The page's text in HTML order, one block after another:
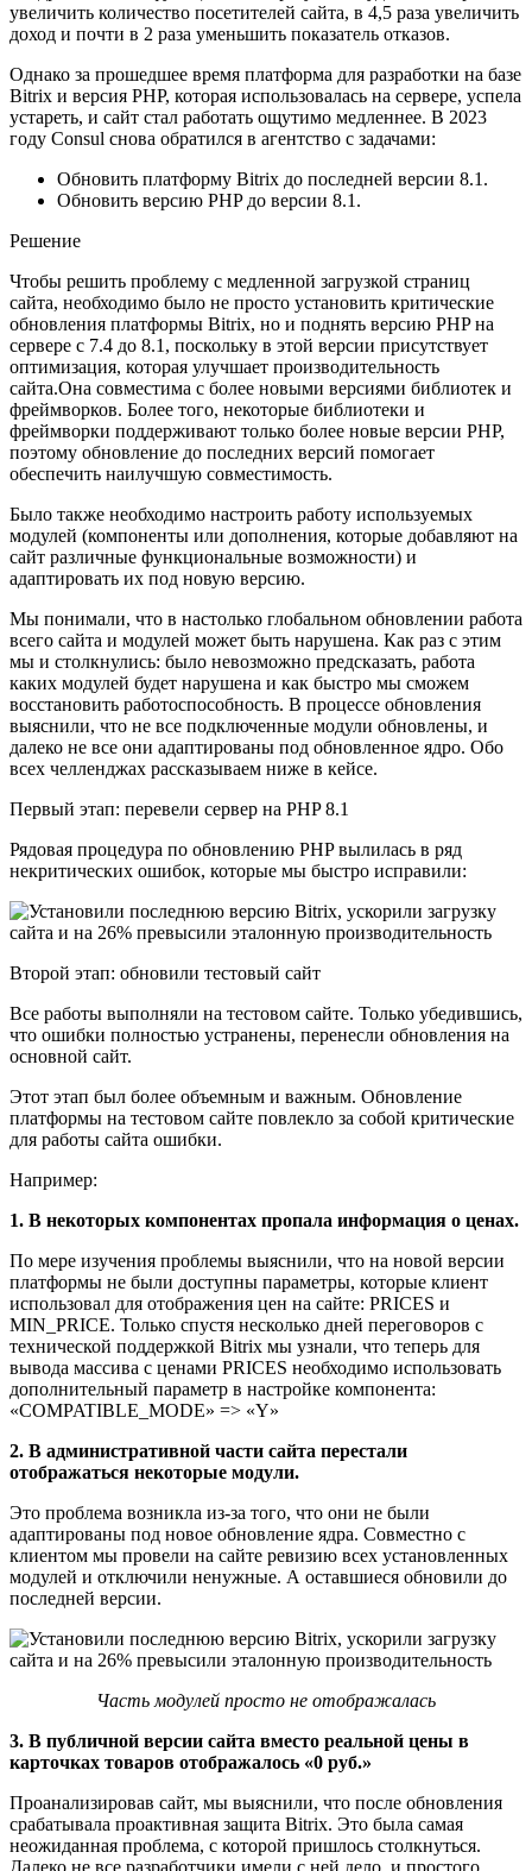
увеличить количество посетителей сайта, в 4,5 раза увеличить
доход и почти в 2 раза уменьшить показатель отказов.
Однако за прошедшее время платформа для разработки на базе
Bitrix и версия PHP, которая использовалась на сервере, успела
устареть, и сайт стал работать ощутимо медленнее. В 2023
году Consul снова обратился в агентство с задачами:
Обновить платформу Bitrix до последней версии 8.1.
Обновить версию PHP до версии 8.1.
Решение
Чтобы решить проблему с медленной загрузкой страниц
сайта, необходимо было не просто установить критические
обновления платформы Bitriх, но и поднять версию PHP на
сервере c 7.4 до 8.1, поскольку в этой версии присутствует
оптимизация, которая улучшает производительность
сайта.Она совместима с более новыми версиями библиотек и
фреймворков. Более того, некоторые библиотеки и
фреймворки поддерживают только более новые версии PHP,
поэтому обновление до последних версий помогает
обеспечить наилучшую совместимость.
Было также необходимо настроить работу используемых
модулей (компоненты или дополнения, которые добавляют на
сайт различные функциональные возможности) и
адаптировать их под новую версию.
Мы понимали, что в настолько глобальном обновлении работа
всего сайта и модулей может быть нарушена. Как раз с этим
мы и столкнулись: было невозможно предсказать, работа
каких модулей будет нарушена и как быстро мы сможем
восстановить работоспособность. В процессе обновления
выяснили, что не все подключенные модули обновлены, и
далеко не все они адаптированы под обновленное ядро. Обо
всех челленджах рассказываем ниже в кейсе.
Первый этап: перевели сервер на PHP 8.1
Рядовая процедура по обновлению PHP вылилась в ряд
некритических ошибок, которые мы быстро исправили:
Второй этап: обновили тестовый сайт
Все работы выполняли на тестовом сайте. Только убедившись,
что ошибки полностью устранены, перенесли обновления на
основной сайт.
Этот этап был более объемным и важным. Обновление
платформы на тестовом сайте повлекло за собой критические
для работы сайта ошибки.
Например:
1. В некоторых компонентах пропала информация о ценах.
По мере изучения проблемы выяснили, что на новой версии
платформы не были доступны параметры, которые клиент
использовал для отображения цен на сайте: PRICES и
MIN_PRICE. Только спустя несколько дней переговоров с
технической поддержкой Bitrix мы узнали, что теперь для
вывода массива с ценами PRICES необходимо использовать
дополнительный параметр в настройке компонента:
«COMPATIBLE_MODE» => «Y»
2. В административной части сайта перестали
отображаться некоторые модули.
Это проблема возникла из-за того, что они не были
адаптированы под новое обновление ядра. Совместно с
клиентом мы провели на сайте ревизию всех установленных
модулей и отключили ненужные. А оставшиеся обновили до
последней версии.
Часть модулей просто не отображалась
3. В публичной версии сайта вместо реальной цены в
карточках товаров отображалось «0 руб.»
Проанализировав сайт, мы выяснили, что после обновления
срабатывала проактивная защита Bitrix. Это была самая
неожиданная проблема, с которой пришлось столкнуться.
Далеко не все разработчики имели с ней дело, и простого